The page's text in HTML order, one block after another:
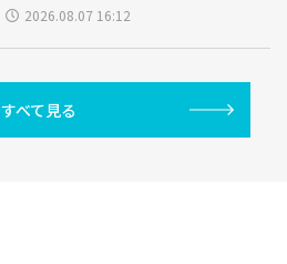
2026.08.07 16:12
すべて見る